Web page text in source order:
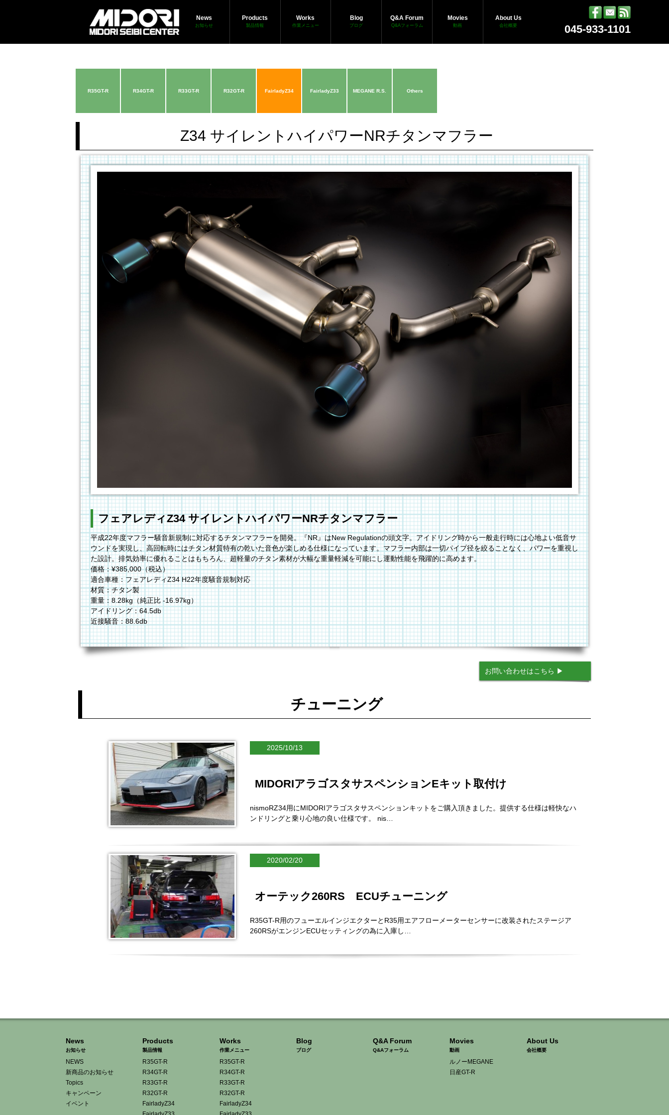
News
お知らせ
Products
製品情報
Works
作業メニュー
Blog
ブログ
Q&A Forum
Q&Aフォーラム
Movies
動画
About Us
会社概要 045-933-1101
R35GT-R R34GT-R R33GT-R R32GT-R FairladyZ34 FairladyZ33 MEGANE R.S. Others
Z34 サイレントハイパワーNRチタンマフラー
フェアレディZ34 サイレントハイパワーNRチタンマフラー
平成22年度マフラー騒音新規制に対応するチタンマフラーを開発。『NR』はNew Regulationの頭文字。アイドリング時から一般走行時には心地よい低音サ
ウンドを実現し、高回転時にはチタン材質特有の乾いた音色が楽しめる仕様になっています。マフラー内部は一切パイプ径を絞ることなく、パワーを重視し
た設計。排気効率に優れることはもちろん、超軽量のチタン素材が大幅な重量軽減を可能にし運動性能を飛躍的に高めます。
価格：¥385,000（税込）
適合車種：フェアレディZ34 H22年度騒音規制対応
材質：チタン製
重量：8.28kg（純正比 -16.97kg）
アイドリング：64.5db
近接騒音：88.6db
お問い合わせはこちら
チューニング
2025/10/13
MIDORIアラゴスタサスペンションEキット取付け
nismoRZ34用にMIDORIアラゴスタサスペンションキットをご購入頂きました。提供する仕様は軽快なハ
ンドリングと乗り心地の良い仕様です。 nis…
2020/02/20
オーテック260RS ECUチューニング
R35GT-R用のフューエルインジエクターとR35用エアフローメーターセンサーに改装されたステージア
260RSがエンジンECUセッティングの為に入庫し…
News
お知らせ
NEWS
新商品のお知らせ
Topics
キャンペーン
イベント
Products
製品情報
R35GT-R
R34GT-R
R33GT-R
R32GT-R
FairladyZ34
Works
作業メニュー
R35GT-R
R34GT-R
R33GT-R
R32GT-R
FairladyZ34
Blog
ブログ
Q&A Forum
Q&Aフォーラム
Movies
動画
ルノーMEGANE
日産GT-R
About Us
会社概要